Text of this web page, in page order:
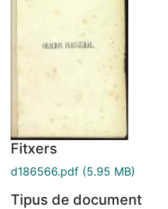
Fitxers
d186566.pdf (5.95 MB)
Tipus de document